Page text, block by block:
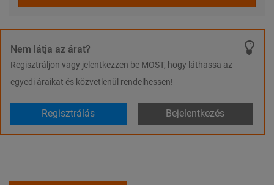
Nem látja az árat?
Regisztráljon vagy jelentkezzen be MOST, hogy láthassa az
egyedi áraikat és közvetlenül rendelhessen!
Regisztrálás Bejelentkezés